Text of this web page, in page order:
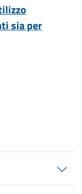
sia per